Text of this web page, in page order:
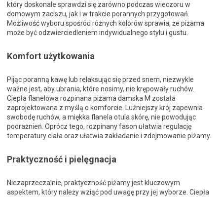
który doskonale sprawdzi się zarówno podczas wieczoru w
domowym zaciszu, jak i w trakcie porannych przygotowań.
Możliwość wyboru spośród różnych kolorów sprawia, że piżama
może być odzwierciedleniem indywidualnego stylu i gustu.
Komfort użytkowania
Pijąc poranną kawę lub relaksując się przed snem, niezwykle
ważne jest, aby ubrania, które nosimy, nie krępowały ruchów.
Ciepła flanelowa rozpinana piżama damska M została
zaprojektowana z myślą o komforcie. Luźniejszy krój zapewnia
swobodę ruchów, a miękka flanela otula skórę, nie powodując
podrażnień. Oprócz tego, rozpinany fason ułatwia regulację
temperatury ciała oraz ułatwia zakładanie i zdejmowanie piżamy.
Praktyczność i pielęgnacja
Niezaprzeczalnie, praktyczność piżamy jest kluczowym
aspektem, który należy wziąć pod uwagę przy jej wyborze. Ciepła